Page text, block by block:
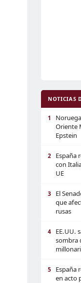
NOTICIAS
1
Oriente
Epstein
2
España
con
UE
3
El
que
rusas
4
EE.UU.
sombra
5
España
en acto